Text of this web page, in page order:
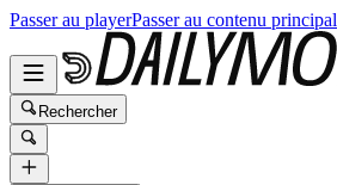
Passer au playerPasser au contenu principal
Rechercher